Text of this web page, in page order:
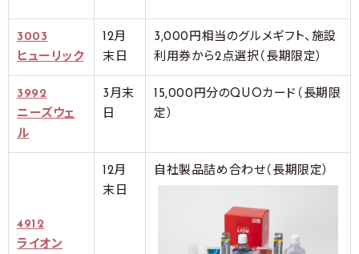
3003
ヒューリック
12月
末日
3,000円相当のグルメギフト、施設
利用券から2点選択（長期限定）
3992
ニーズウェ
ル
3月末
日
15,000円分のQUOカード（長期限
定）
4912
ライオン
12月
末日
自社製品詰め合わせ（長期限定）